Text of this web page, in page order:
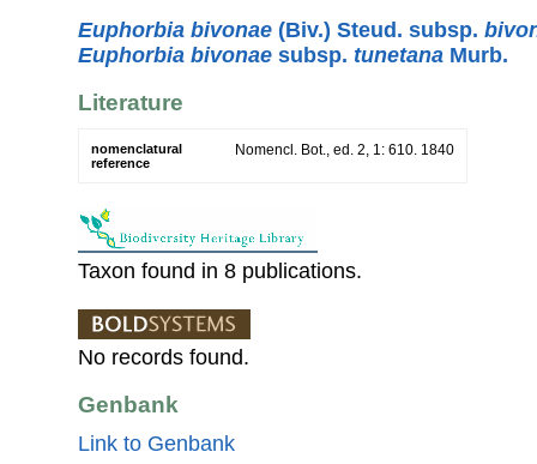
Euphorbia bivonae (Biv.) Steud. subsp.
Euphorbia bivonae subsp. tunetana Murb.
Literature
nomenclatural
reference
Nomencl. Bot., ed. 2, 1: 610. 1840
Taxon found in 8 publications.
No records found.
Genbank
Link to Genbank